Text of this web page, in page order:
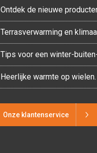
Ontdek de nieuwe
Terrasverwarming en
Tips voor een winter-
Heerlijke warmte op wielen.
Onze klantenservice